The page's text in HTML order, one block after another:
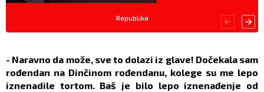
Republika
- Naravno da može, sve to dolazi iz glave! Dočekala sam
rođendan na Dinčinom rođendanu, kolege su me lepo
iznenadile tortom. Baš je bilo lepo iznenađenje od